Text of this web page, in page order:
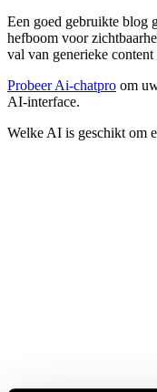
Een goed gebruikte blog
hefboom voor
val van generieke content
Probeer Ai-chatpro om
AI-interface.
Welke AI is geschikt om